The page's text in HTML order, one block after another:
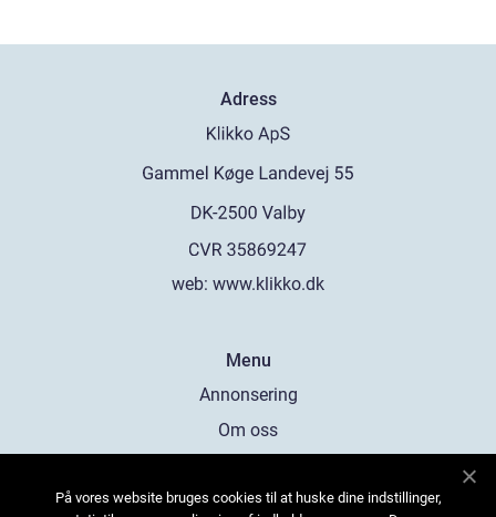
Adress
web: www.klikko.dk
Menu
Annonsering
Om oss
Kontakta oss
På vores website bruges cookies til at huske dine indstillinger,